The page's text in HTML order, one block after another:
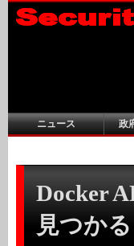
ニュース 政
Docker
見つかる